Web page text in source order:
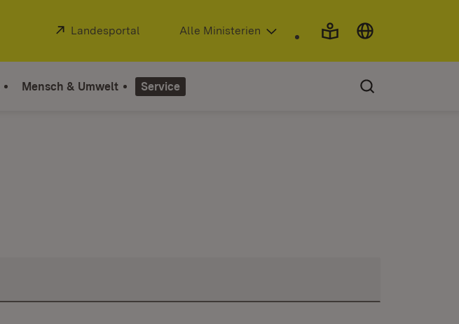
Extern:
Landesportal (Öffnet in neuem Fenster)
Alle Ministerien
Mensch & Umwelt Service